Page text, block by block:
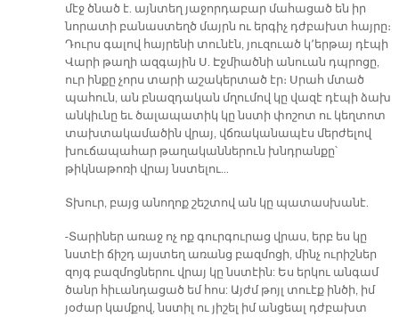
մէջ ծնած է. այնտեղ յաջորդաբար մահացած են իր
նորատի բանաստեղծ մայրն ու երգիչ դժբախտ հայրը։
Դուրս գալով հայրենի տունէն, յուզուած կ՚երթայ դէպի
Վարի թաղի ազգային Ս. Էջմիածնի անուան դպրոցը,
ուր ինքը չորս տարի աշակերտած էր։ Սրահ մտած
պահուն, ան բնազդական մղումով կը վազէ դէպի ձախ
անկիւնը եւ ծալապատիկ կը նստի փոշոտ ու կեղտոտ
տախտակամածին վրայ, վճռականապէս մերժելով
խուճապահար թաղականներուն խնդրանքը՝
թիկնաթոռի վրայ նստելու…
Տխուր, բայց անողոք շեշտով ան կը պատասխանէ.
-Տարիներ առաջ ոչ ոք գուրգուրաց վրաս, երբ ես կը
նստէի ճիշդ այստեղ առանց բազմոցի, մինչ ուրիշներ
զոյգ բազմոցներու վրայ կը նստէին: Ես երկու անգամ
ծանր հիւանդացած եմ հոս: Այժմ թոյլ տուէք ինծի, իմ
յօժար կամքով, նստիլ ու յիշել իմ անցեալ դժբախտ